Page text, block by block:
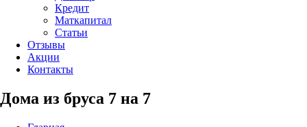
Кредит
Маткапитал
Статьи
Отзывы
Акции
Контакты
Дома из бруса 7 на 7